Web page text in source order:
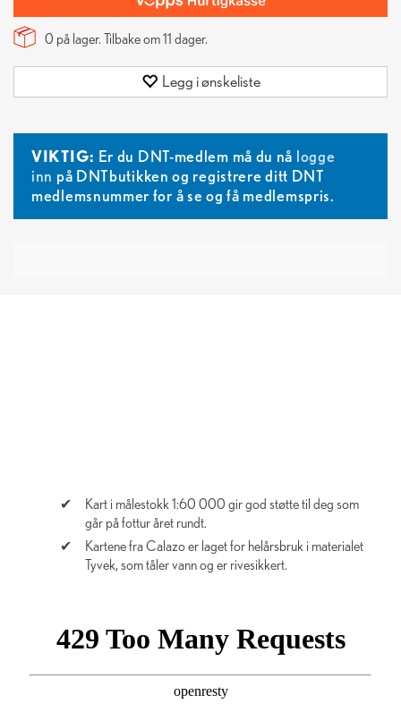
0 på lager. Tilbake om11 dager.
Legg i ønskeliste
VIKTIG: Er du DNT-medlem må du nå logge
inn på DNTbutikken og registrere ditt DNT
medlemsnummer for å se og få medlemspris.
Kart i målestokk 1:60 000 gir god støtte til deg som
går på fottur året rundt.
Kartene fra Calazo er laget for helårsbruk i materialet
Tyvek, som tåler vann og er rivesikkert.